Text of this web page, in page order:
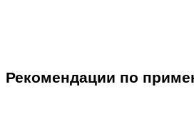
Рекомендации по